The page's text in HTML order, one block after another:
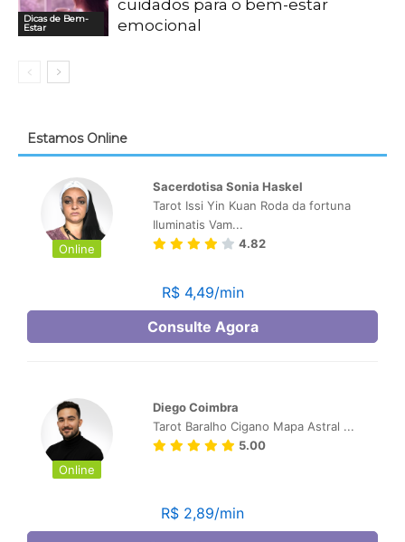
Dicas de Bem-
Estar
cuidados para o bem-estar
emocional
Estamos Online